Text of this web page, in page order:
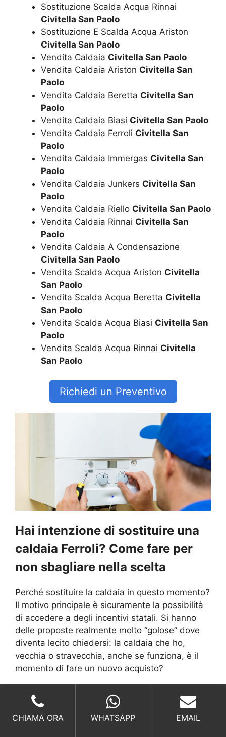
Sostituzione Scalda Acqua Rinnai
Civitella San Paolo
Sostituzione E Scalda Acqua Ariston
Civitella San Paolo
Vendita Caldaia Civitella San Paolo
Vendita Caldaia Ariston Civitella San
Paolo
Vendita Caldaia Beretta Civitella San
Paolo
Vendita Caldaia Biasi Civitella San Paolo
Vendita Caldaia Ferroli Civitella San
Paolo
Vendita Caldaia Immergas Civitella San
Paolo
Vendita Caldaia Junkers Civitella San
Paolo
Vendita Caldaia Riello Civitella San Paolo
Vendita Caldaia Rinnai Civitella San
Paolo
Vendita Caldaia A Condensazione
Civitella San Paolo
Vendita Scalda Acqua Ariston Civitella
San Paolo
Vendita Scalda Acqua Beretta Civitella
San Paolo
Vendita Scalda Acqua Biasi Civitella San
Paolo
Vendita Scalda Acqua Rinnai Civitella
San Paolo
Richiedi un Preventivo
Hai intenzione di sostituire una
caldaia Ferroli? Come fare per
non sbagliare nella scelta
Perché sostituire la caldaia in questo momento?
Il motivo principale è sicuramente la possibilità
di accedere a degli incentivi statali. Si hanno
delle proposte realmente molto “golose” dove
diventa lecito chiedersi: la caldaia che ho,
vecchia o stravecchia, anche se funziona, è il
momento di fare un nuovo acquisto?
Un supporto per ricercare la giusta risposta la
potrete trovare solo rivolgendovi a dei
rivenditori e tecnici Ferroli che sono
CHIAMA ORA WHATSAPP EMAIL